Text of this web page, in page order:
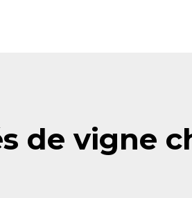
de vigne